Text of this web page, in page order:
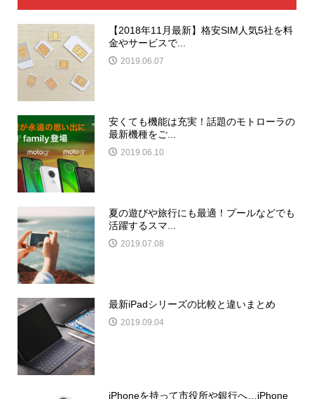
【2018年11月最新】格安SIM人気5社を料
金やサービスで...
2019.06.07
安くても機能は充実！話題のモトローラの
最新機種をご...
2019.06.10
夏の遊びや旅行にも最適！プールなどでも
活躍するスマ...
2019.07.08
最新iPadシリーズの比較と違いまとめ
2019.09.04
iPhoneを持って市役所や銀行へ…iPhone